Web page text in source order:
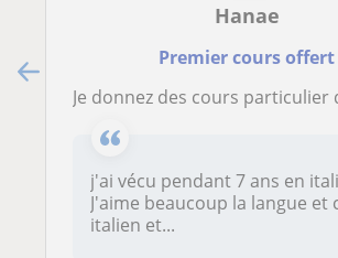
Hanae
Premier cours offert
je donnez des cours particulier de la
j'ai vécu pendant 7 ans en
J'aime beaucoup la langue et
italien et...